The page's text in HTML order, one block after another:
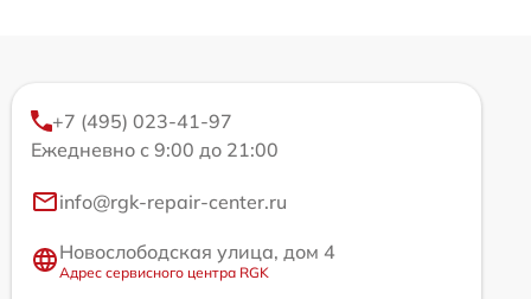
+7 (495) 023-41-97
Ежедневно с 9:00 до 21:00
info@rgk-repair-center.ru
Новослободская улица, дом 4
Адрес сервисного центра RGK